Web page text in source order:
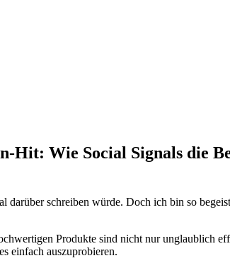
Hit: Wie Social Signals die
schreiben würde. Doch ich bin so
Produkte sind nicht nur unglaublich
einfach auszuprobieren.